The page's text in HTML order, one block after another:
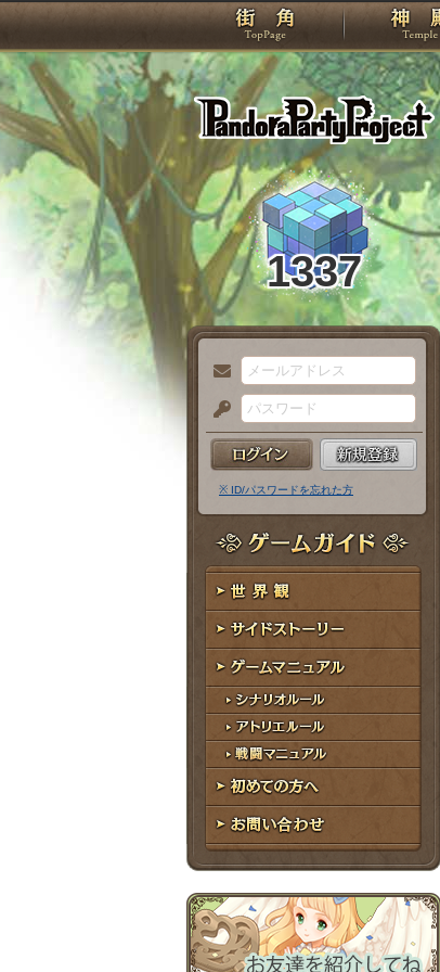
TOP
1337
メ
ー
ル
ア
ド
レ
ス
パ
ス
ー
ド
※ ID/パスワードを忘れた方
ゲームガイド
世界観
サイドストーリー
ゲームマニュアル
シナリオルール
アトリエルール
戦闘マニュアル
初めての方へ
お問い合わせ